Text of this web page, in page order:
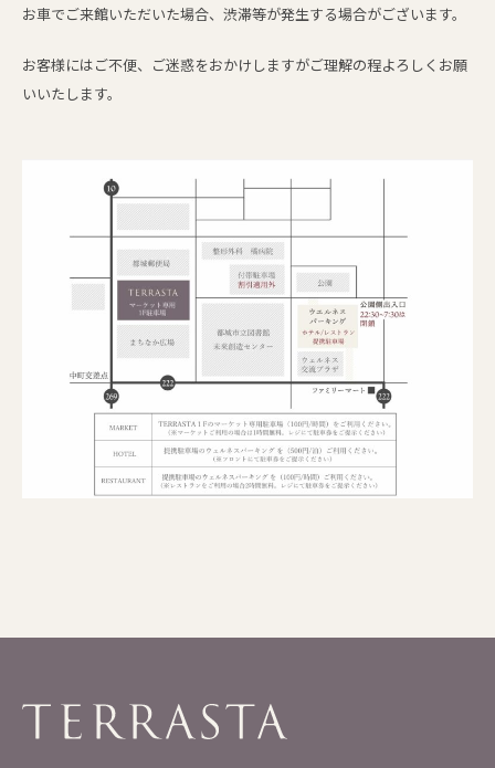
お車でご来館いただいた場合、渋滞等が発生する場合がございます。
お客様にはご不便、ご迷惑をおかけしますがご理解の程よろしくお願
いいたします。